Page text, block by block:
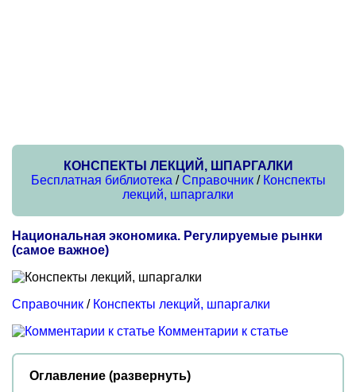
КОНСПЕКТЫ ЛЕКЦИЙ, ШПАРГАЛКИ
Бесплатная библиотека /Справочник/ Конспекты
лекций, шпаргалки
Национальная экономика. Регулируемые рынки
(самое важное)
Справочник / Конспекты лекций, шпаргалки
Комментарии к статье
Оглавление (развернуть)